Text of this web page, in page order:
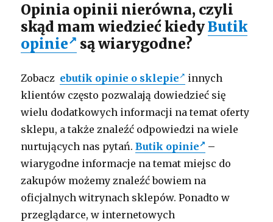
Opinia opinii nierówna, czyli
skąd mam wiedzieć kiedyButik
opinie
są wiarygodne?
Zobacz ebutik opinie o sklepie
innych
klientów często pozwalają dowiedzieć się
wielu dodatkowych informacji na temat oferty
sklepu, a także znaleźć odpowiedzi na wiele
nurtujących nas pytań.Butik opinie
–
wiarygodne informacje na temat miejsc do
zakupów możemy znaleźć bowiem na
oficjalnych witrynach sklepów. Ponadto w
przeglądarce, w internetowych